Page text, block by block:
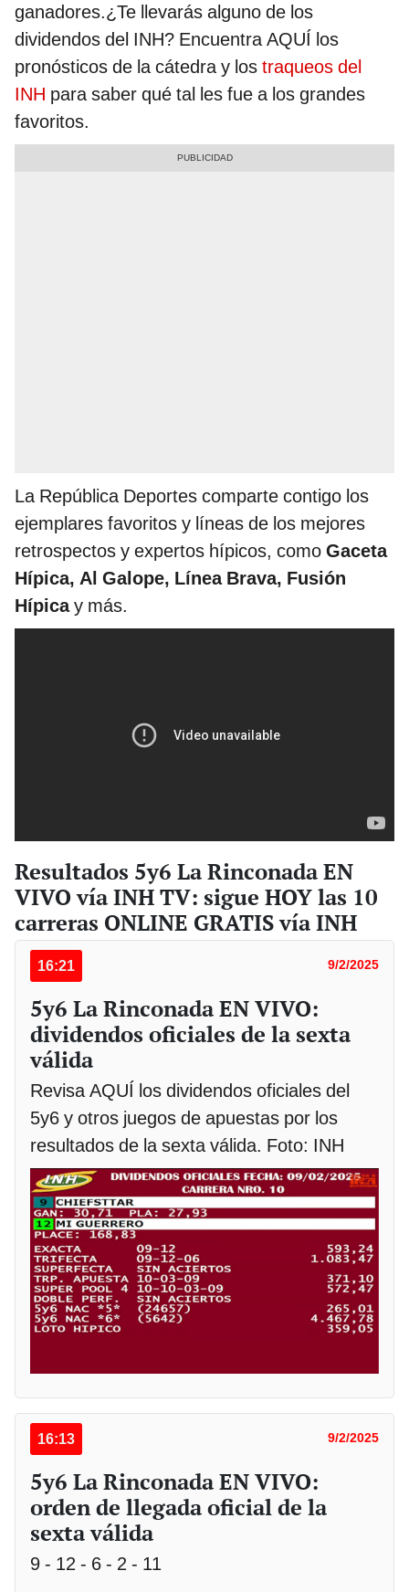
ganadores.¿Te llevarás alguno de los
dividendos del INH? Encuentra AQUÍ los
pronósticos de la cátedra y los traqueos del
INH para saber qué tal les fue a los grandes
favoritos.
La República Deportes comparte contigo los
ejemplares favoritos y líneas de los mejores
retrospectos y expertos hípicos, como Gaceta
Hípica, Al Galope, Línea Brava, Fusión
Hípicay más.
Resultados 5y6 La Rinconada EN
VIVO vía INH TV: sigue HOY las 10
carreras ONLINE GRATIS vía INH
16:21 9/2/2025
5y6 La Rinconada EN VIVO:
dividendos oficiales de la sexta
válida
Revisa AQUÍ los dividendos oficiales del
5y6 y otros juegos de apuestas por los
resultados de la sexta válida. Foto: INH
16:13 9/2/2025
5y6 La Rinconada EN VIVO:
orden de llegada oficial de la
sexta válida
9 - 12 - 6 - 2 - 11